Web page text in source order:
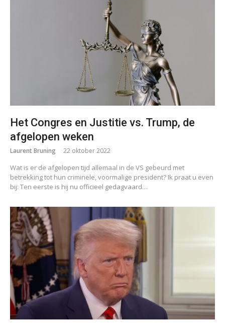
Het Congres en Justitie vs. Trump, de
afgelopen weken
Laurent Bruning 22 oktober 2022
Wat is er de afgelopen tijd allemaal in de VS gebeurd met
betrekking tot hun criminele, voormalige president? Ik praat u even
bij: Ten eerste is hij nu officieel gedagvaard…